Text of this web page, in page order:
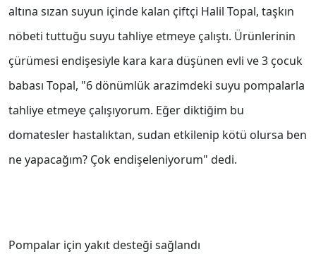
altına sızan suyun içinde kalan çiftçi Halil Topal, taşkın
nöbeti tuttuğu suyu tahliye etmeye çalıştı. Ürünlerinin
çürümesi endişesiyle kara kara düşünen evli ve 3 çocuk
babası Topal, "6 dönümlük arazimdeki suyu pompalarla
tahliye etmeye çalışıyorum. Eğer diktiğim bu
domatesler hastalıktan, sudan etkilenip kötü olursa ben
ne yapacağım? Çok endişeleniyorum" dedi.
Pompalar için yakıt desteği sağlandı